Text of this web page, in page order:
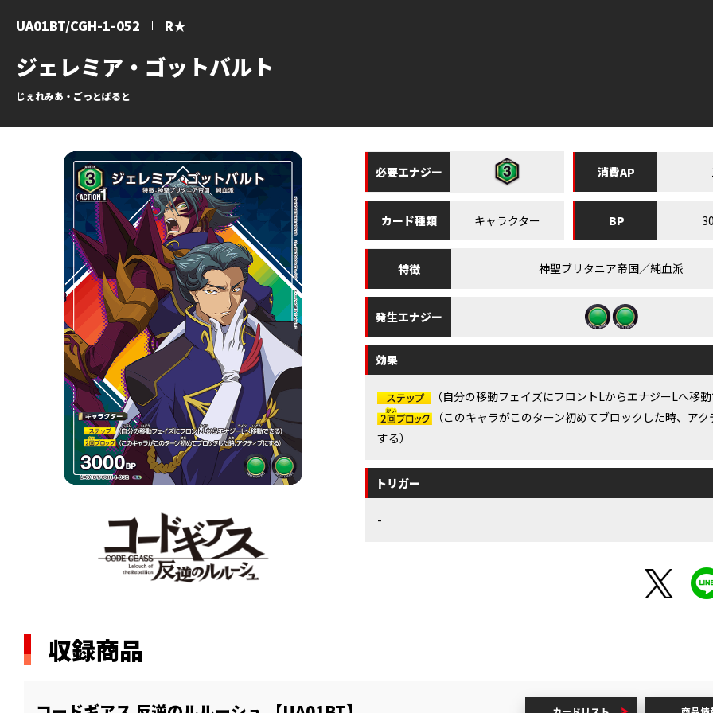
ジェレミア・ゴットバルト
じぇれみあ・ごっとばると
UA01BT/CGH-1-052 R★
必要エナジー 消費AP
カード種類 キャラクター BP
特徴 神聖ブリタニア帝国／純血派
発生エナジー
効果
（自分の移動フェイズにフロントLからエナジーLへ移動
（このキャラがこのターン初めてブロックした時、アク
する）
トリガー
-
収録商品